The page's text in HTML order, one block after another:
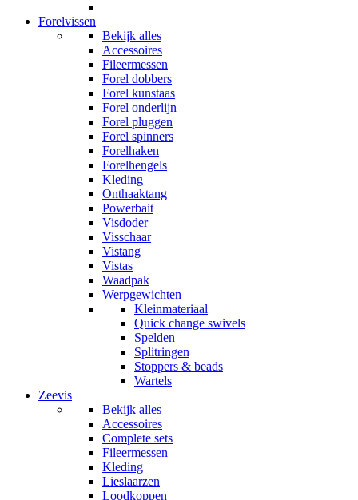
Forelvissen
Bekijk alles
Accessoires
Fileermessen
Forel dobbers
Forel kunstaas
Forel onderlijn
Forel pluggen
Forel spinners
Forelhaken
Forelhengels
Kleding
Onthaaktang
Powerbait
Visdoder
Visschaar
Vistang
Vistas
Waadpak
Werpgewichten
Kleinmateriaal
Quick change swivels
Spelden
Splitringen
Stoppers & beads
Wartels
Zeevis
Bekijk alles
Accessoires
Complete sets
Fileermessen
Kleding
Lieslaarzen
Loodkoppen